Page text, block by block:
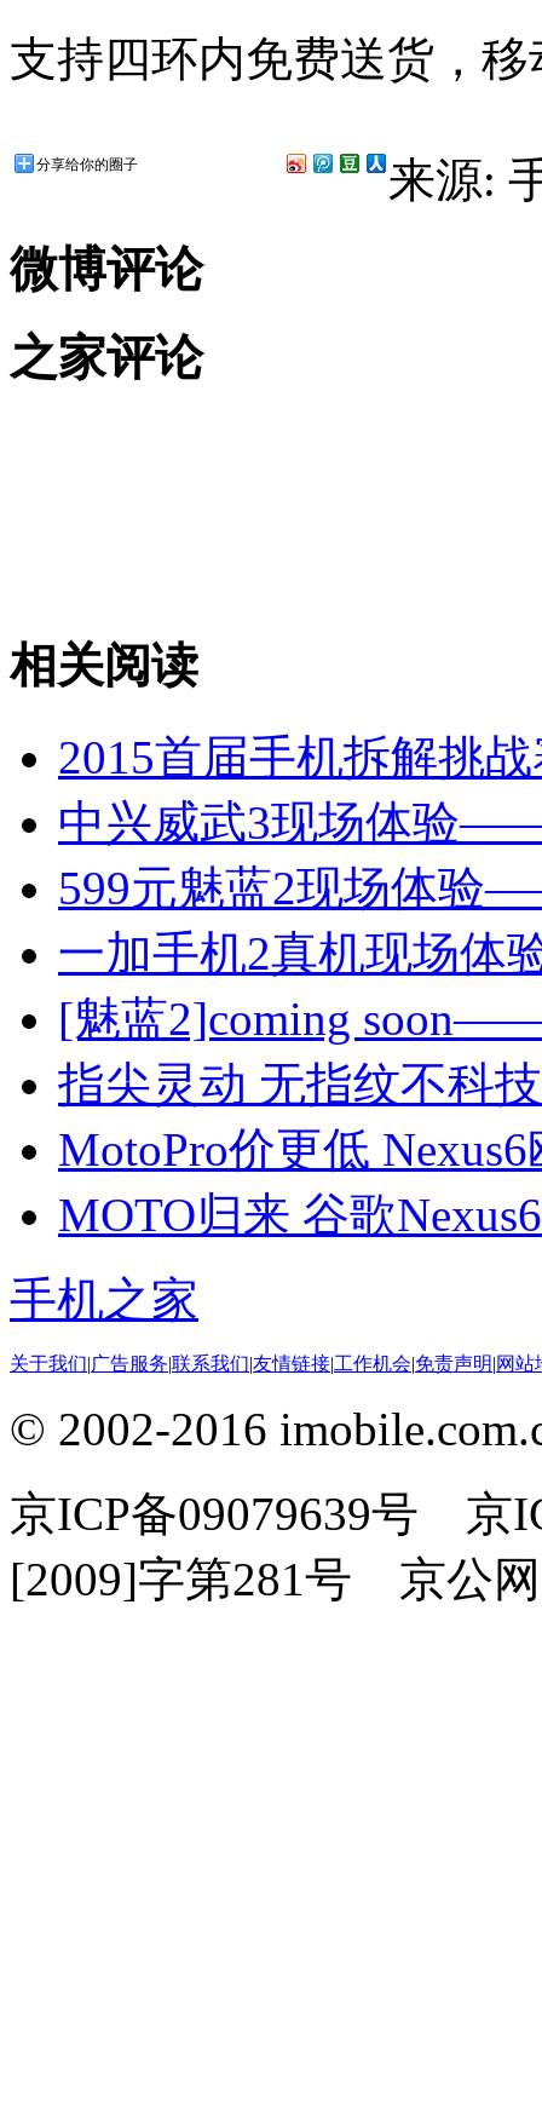
支持四环内免费送货，移
分享给你的圈子 来源:
微博评论
之家评论
相关阅读
2015首届手机拆解挑
中兴威武3现场体验
599元魅蓝2现场体验
一加手机2真机现场体
[魅蓝2]coming
指尖灵动 无指纹不科
MotoPro价更低
MOTO归来 谷歌
手机之家
关于我们|广告服务|联系我们|友情链接|工作机会|免责声明|网站
© 2002-2016
京ICP备09079639号 京
[2009]字第281号 京公网